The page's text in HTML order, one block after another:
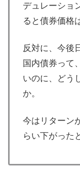
デュレーショ
ると債券価格
反対に、今後
国内債券って
いのに、どう
か。
今はリターン
らい下がった